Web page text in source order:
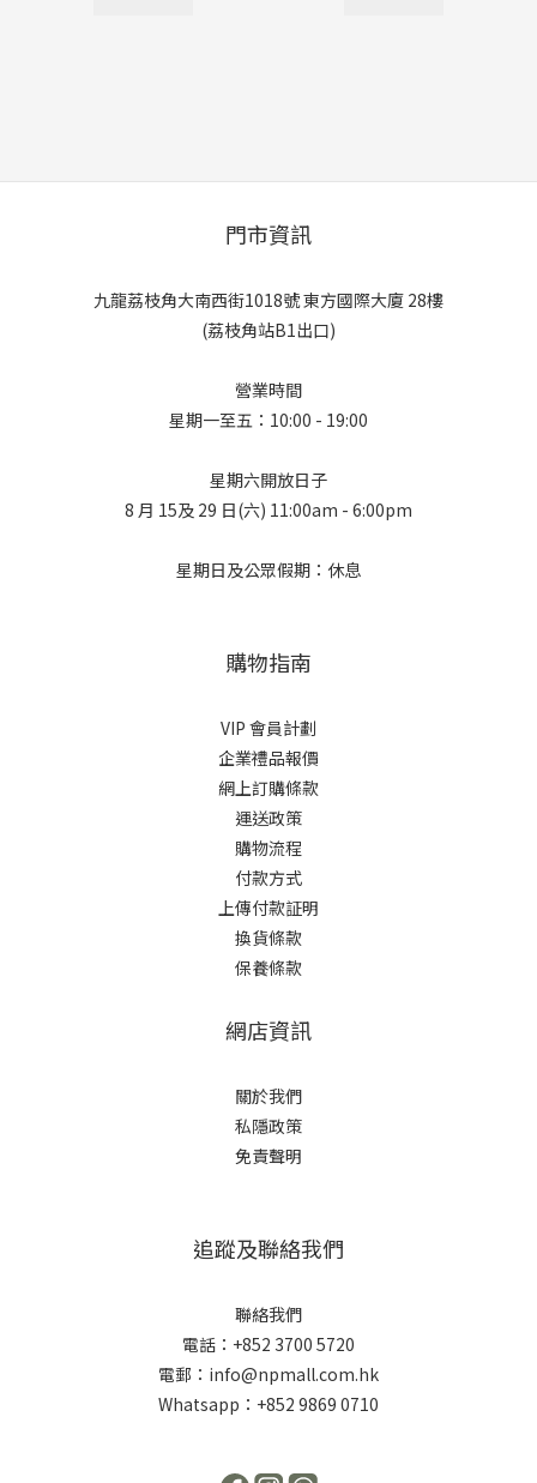
門市資訊
九龍荔枝角大南西街1018號 東方國際大廈 28樓
(荔枝角站B1出口)
營業時間
星期一至五：10:00 - 19:00
星期六開放日子
8 月 15及 29 日(六) 11:00am - 6:00pm
星期日及公眾假期：休息
購物指南
VIP 會員計劃
企業禮品報價
網上訂購條款
運送政策
購物流程
付款方式
上傳付款証明
換貨條款
保養條款
網店資訊
關於我們
私隱政策
免責聲明
追蹤及聯絡我們
聯絡我們
電話：+852 3700 5720
電郵：info@npmall.com.hk
Whatsapp：+852 9869 0710